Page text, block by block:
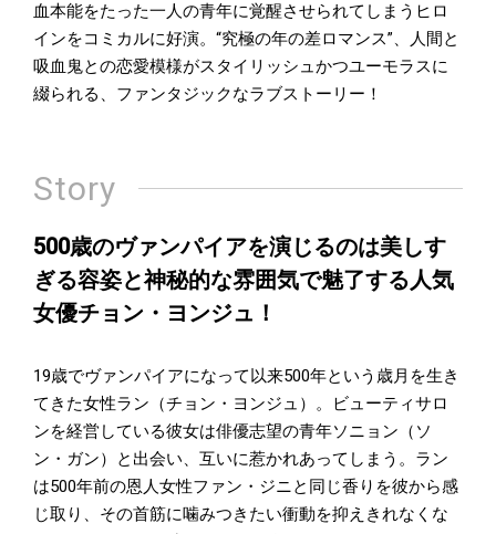
血本能をたった一人の青年に覚醒させられてしまうヒロ
インをコミカルに好演。“究極の年の差ロマンス”、人間と
吸血鬼との恋愛模様がスタイリッシュかつユーモラスに
綴られる、ファンタジックなラブストーリー！
Story
500歳のヴァンパイアを演じるのは美しす
ぎる容姿と神秘的な雰囲気で魅了する人気
女優チョン・ヨンジュ！
19歳でヴァンパイアになって以来500年という歳月を生き
てきた女性ラン（チョン・ヨンジュ）。ビューティサロ
ンを経営している彼女は俳優志望の青年ソニョン（ソ
ン・ガン）と出会い、互いに惹かれあってしまう。ラン
は500年前の恩人女性ファン・ジニと同じ香りを彼から感
じ取り、その首筋に噛みつきたい衝動を抑えきれなくな